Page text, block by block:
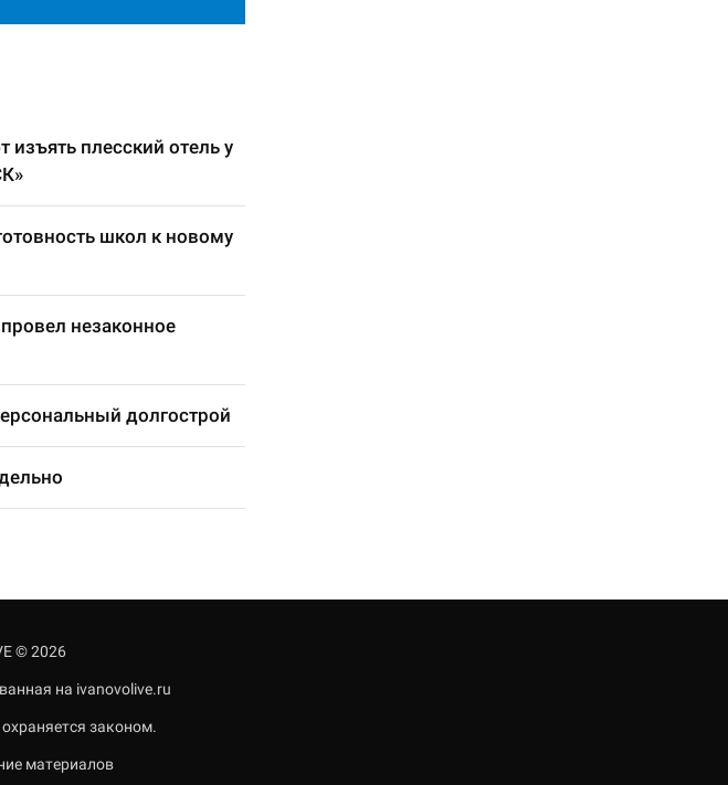
изъять плесский отель у
школ к новому
незаконное
долгострой
© 2026
на ivanovolive.ru
законом.
материалов